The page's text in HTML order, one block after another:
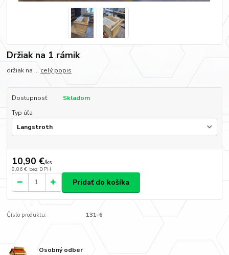
Držiak na 1 rámik
držiak na ... celý popis
Dostupnosť
Skladom
Typ úľa
10,90 €/ks
8,86 € bez DPH
Pridať do košíka
Číslo produktu: 131-6
Osobný odber